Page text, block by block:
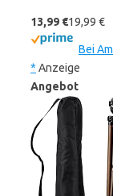
13,99 €19,99 €
Bei
* Anzeige
Angebot